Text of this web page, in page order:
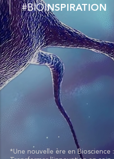
u
*Une nouvelle ère en Bioscience :
#BIOINSPIRATION